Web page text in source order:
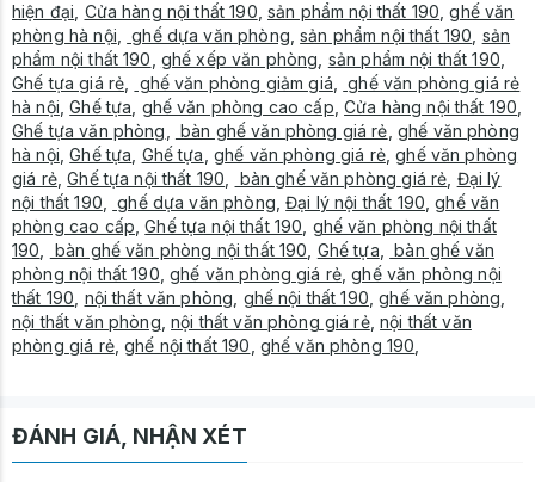
hiện đại Cửa hàng nội thất 190 sản phẩm nội thất 190 ,ghế văn
phòng hà nội
ghế dựa văn phòng ,sản phẩm nội thất 190 sản
phẩm nội thất 190 ghế xếp văn phòng sản phẩm nội thất 190
Ghế tựa giá rẻ
ghế văn phòng giảm giá
ghế văn phòng giá rẻ
hà nội ,Ghế tựa ghế văn phòng cao cấp ,Cửa hàng nội thất 190
Ghế tựa văn phòng
bàn ghế văn phòng giá rẻ ghế văn phòng
hà nội ,Ghế tựa Ghế tựa ghế văn phòng giá rẻ,ghế văn phòng
giá rẻ,Ghế tựa nội thất 190 bàn ghế văn phòng giá rẻ Đại lý
nội thất 190
ghế dựa văn phòng ,Đại lý nội thất 190 ,ghế văn
phòng cao cấp ,Ghế tựa nội thất 190 ghế văn phòng nội thất
190
bàn ghế văn phòng nội thất 190 Ghế tựa
bàn ghế văn
phòng nội thất 190 ,ghế văn phòng giá rẻ ,ghế văn phòng nội
thất 190 nội thất văn phòng ghế nội thất 190 ,ghế văn phòng
nội thất văn phòng ,nội thất văn phòng giá rẻ,nội thất văn
phòng giá rẻ,ghế nội thất 190 ghế văn phòng 190
ĐÁNH GIÁ, NHẬN XÉT